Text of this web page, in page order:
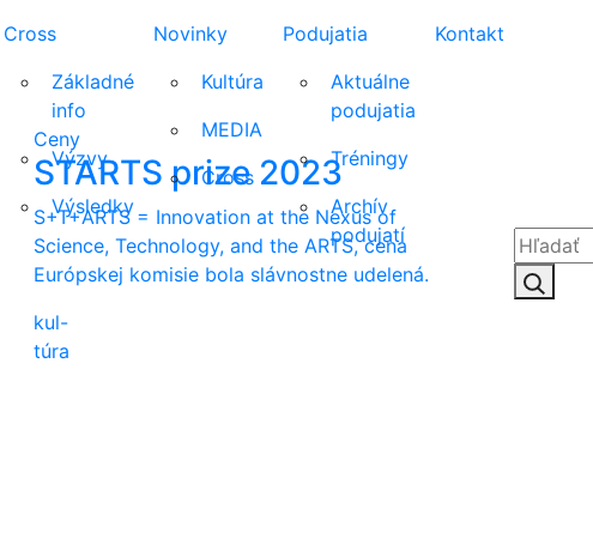
Cross
Základné
info
Výzvy
Výsledky
Novinky
Kultúra
MEDIA
Cross
Podujatia
Aktuálne
podujatia
Tréningy
Archív
podujatí
Kontakt
Hľadať:
Ceny
STARTS prize 2023
S+T+ARTS = Innovation at the Nexus of
Science, Technology, and the ARTS, cena
Európskej komisie bola slávnostne udelená.
kul-
túra